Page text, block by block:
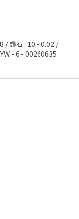
/ 鑽石 : 10 - 0.02 /
- 6 - 00260635